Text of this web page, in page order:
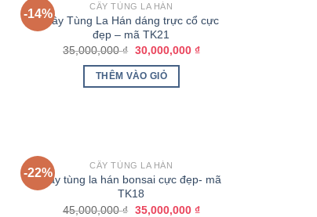
-14%
CÂY TÙNG LA HÁN
Cây Tùng La Hán dáng trực cổ cực
đẹp – mã TK21
35,000,000₫ 30,000,000 ₫
THÊM VÀO GIỎ
-22%
CÂY TÙNG LA HÁN
Cây tùng la hán bonsai cực đẹp- mã
TK18
45,000,000₫ 35,000,000 ₫